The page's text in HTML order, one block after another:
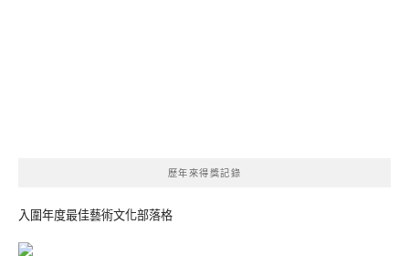
歷年來得獎記錄
入圍年度最佳藝術文化部落格